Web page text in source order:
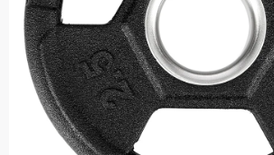
NOVINKY
OSTATNÍ
12 důvodů proč Gigamat Možnosti dopravy